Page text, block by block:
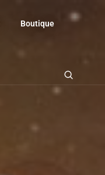
Boutique